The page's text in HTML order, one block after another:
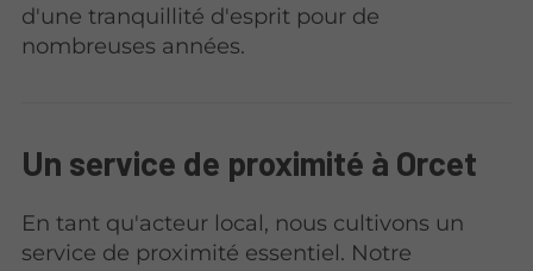
d'une tranquillité d'esprit pour de
nombreuses années.
Un service de proximité à Orcet
En tant qu'acteur local, nous cultivons un
service de proximité essentiel. Notre